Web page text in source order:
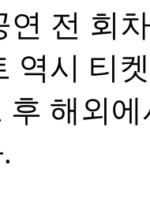
연 전 회
역시 티
후 해외